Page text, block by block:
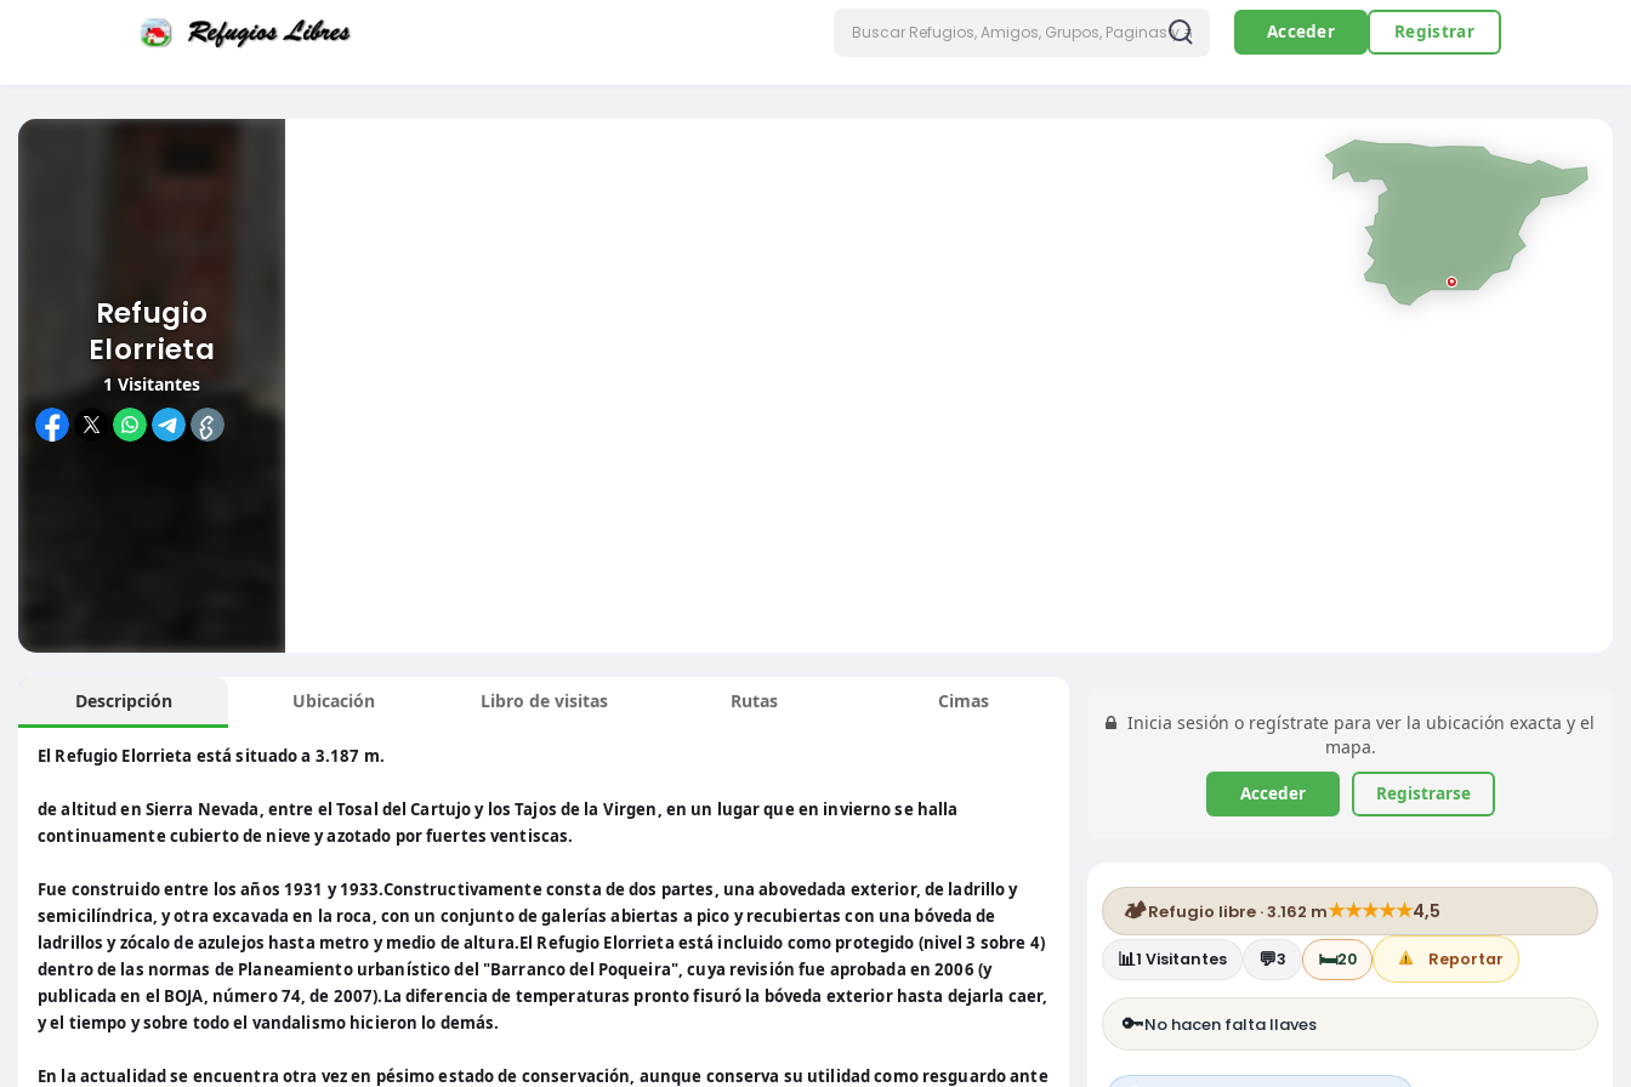
Acceder Registrar
Refugio
Elorrieta
1 Visitantes
Descripción
El Refugio Elorrieta está situado a 3.187 m.
de altitud en Sierra Nevada, entre el Tosal del Cartujo y los Tajos de la Virgen, en un lugar que en invierno se halla
continuamente cubierto de nieve y azotado por fuertes ventiscas.
Fue construido entre los años 1931 y 1933.Constructivamente consta de dos partes, una abovedada exterior, de ladrillo y
semicilíndrica, y otra excavada en la roca, con un conjunto de galerías abiertas a pico y recubiertas con una bóveda de
ladrillos y zócalo de azulejos hasta metro y medio de altura.El Refugio Elorrieta está incluido como protegido (nivel 3 sobre 4)
dentro de las normas de Planeamiento urbanístico del "Barranco del Poqueira", cuya revisión fue aprobada en 2006 (y
publicada en el BOJA, número 74, de 2007).La diferencia de temperaturas pronto fisuró la bóveda exterior hasta dejarla caer,
y el tiempo y sobre todo el vandalismo hicieron lo demás.
En la actualidad se encuentra otra vez en pésimo estado de conservación, aunque conserva su utilidad como resguardo ante
Ubicación Libro de visitas Rutas
Cimas
Inicia sesión o regístrate para ver la ubicación exacta y el
mapa.
Acceder Registrarse
🏕️Refugio libre · 3.162 m★★★★★4,5
📊1 Visitantes 💬3 🛏️20 Reportar
🔑No hacen falta llaves